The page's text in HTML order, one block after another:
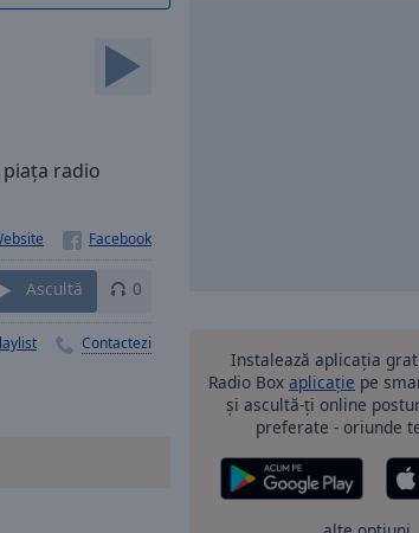
radio
Ascultă 0
Contactezi
Instalează aplicația
Radio Box aplicație pe
și ascultă-ți online
preferate - oriunde